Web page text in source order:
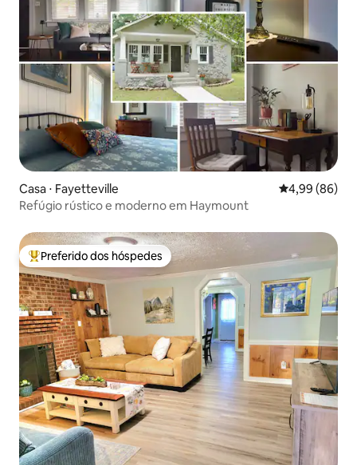
Casa ⋅ Fayetteville 4,99 de uma
4,99 (86)
Refúgio rústico e moderno em Haymount
Entre os melhores preferidos dos hóspedes
Preferido dos hóspedes